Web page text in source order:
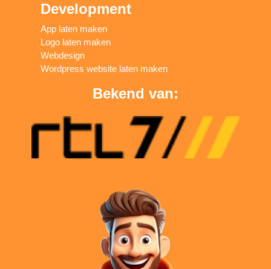
Development
App laten maken
Logo laten maken
Webdesign
Wordpress website laten maken
Bekend van: